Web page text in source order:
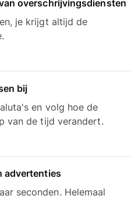
overschrijvingsdiensten
je krijgt altijd de
bij
en volg hoe de
van de tijd verandert.
advertenties
seconden. Helemaal